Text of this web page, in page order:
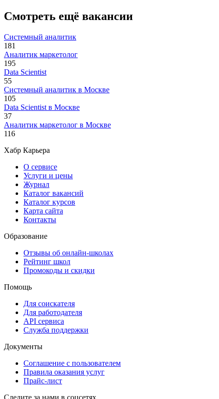
Смотреть ещё вакансии
Системный аналитик
181
Аналитик маркетолог
195
Data Scientist
55
Системный аналитик в Москве
105
Data Scientist в Москве
37
Аналитик маркетолог в Москве
116
Хабр Карьера
О сервисе
Услуги и цены
Журнал
Каталог вакансий
Каталог курсов
Карта сайта
Контакты
Образование
Отзывы об онлайн-школах
Рейтинг школ
Промокоды и скидки
Помощь
Для соискателя
Для работодателя
API сервиса
Служба поддержки
Документы
Соглашение с пользователем
Правила оказания услуг
Прайс-лист
Следите за нами в соцсетях